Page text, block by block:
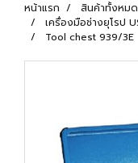
หน้าแรก
สินค้าทั้งหมด
เครื่องมือช่างยุโรป
Tool chest 939/3E